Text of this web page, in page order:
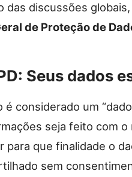
das discussões
de Proteção de
Seus dados
considerado um
seja feito com o
para que finalidade o
sem